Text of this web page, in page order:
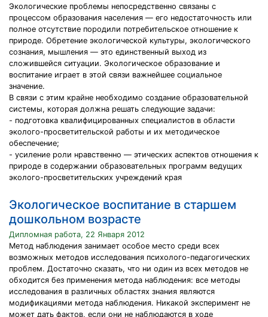
Экологические проблемы непосредственно связаны с
процессом образования населения — его недостаточность или
полное отсутствие породили потребительское отношение к
природе. Обретение экологической культуры, экологического
сознания, мышления — это единственный выход из
сложившейся ситуации. Экологическое образование и
воспитание играет в этой связи важнейшее социальное
значение.
В связи с этим крайне необходимо создание образовательной
системы, которая должна решать следующие задачи:
- подготовка квалифицированных специалистов в области
эколого-просветительской работы и их методическое
обеспечение;
- усиление роли нравственно — этических аспектов отношения к
природе в содержании образовательных программ ведущих
эколого-просветительских учреждений края
Экологическое воспитание в старшем
дошкольном возрасте
Дипломная работа, 22 Января 2012
Метод наблюдения занимает особое место среди всех
возможных методов исследования психолого-педагогических
проблем. Достаточно сказать, что ни один из всех методов не
обходится без применения метода наблюдения: все методы
исследования в различных областях знания являются
модификациями метода наблюдения. Никакой эксперимент не
может дать фактов, если они не наблюдаются в ходе